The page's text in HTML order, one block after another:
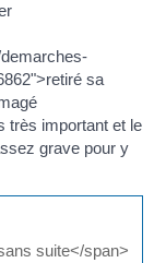
sa
très important et le
grave pour y
suite</span>